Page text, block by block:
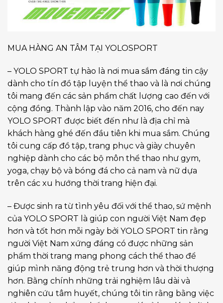
MUA HÀNG AN TÂM TẠI YOLOSPORT
– YOLO SPORT tự hào là nơi mua sắm đáng tin cậy
dành cho tín đồ tập luyện thể thao và là nơi chúng
tôi mang đến các sản phẩm chất lượng cao đến với
cộng đồng. Thành lập vào năm 2016, cho đến nay
YOLO SPORT được biết đến như là địa chỉ mà
khách hàng ghé đến đầu tiên khi mua sắm. Chúng
tôi cung cấp đồ tập, trang phục và giày chuyên
nghiệp dành cho các bộ môn thể thao như gym,
yoga, chạy bộ và bóng đá cho cả nam và nữ dựa
trên các xu hướng thời trang hiện đại.
– Được sinh ra từ tình yêu đối với thể thao, sứ mệnh
của YOLO SPORT là giúp con người Việt Nam đẹp
hơn và tốt hơn mỗi ngày bởi YOLO SPORT tin rằng
người Việt Nam xứng đáng có được những sản
phẩm thời trang mang phong cách thể thao để
giúp mình năng động trẻ trung hơn và thời thượng
hơn. Bằng chính những trải nghiệm lâu dài và
nghiên cứu tâm huyết, chúng tôi tin rằng bằng việc